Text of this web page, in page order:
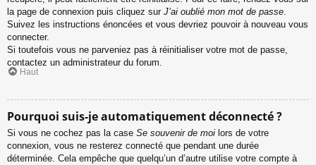
la page de connexion puis cliquez sur J’ai oublié mon mot de passe
Suivez les instructions énoncées et vous devriez pouvoir à nouveau vous
connecter.
Si toutefois vous ne parveniez pas à réinitialiser votre mot de passe,
contactez un administrateur du forum.
Haut
Pourquoi suis-je automatiquement déconnecté ?
Si vous ne cochez pas la case Se souvenir de moi lors de votre
connexion, vous ne resterez connecté que pendant une durée
déterminée. Cela empêche que quelqu’un d’autre utilise votre compte à